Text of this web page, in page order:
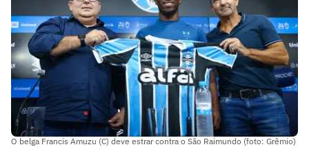
O belga Francis Amuzu (C) deve estrar contra o São Raimundo (foto: Grêmio)